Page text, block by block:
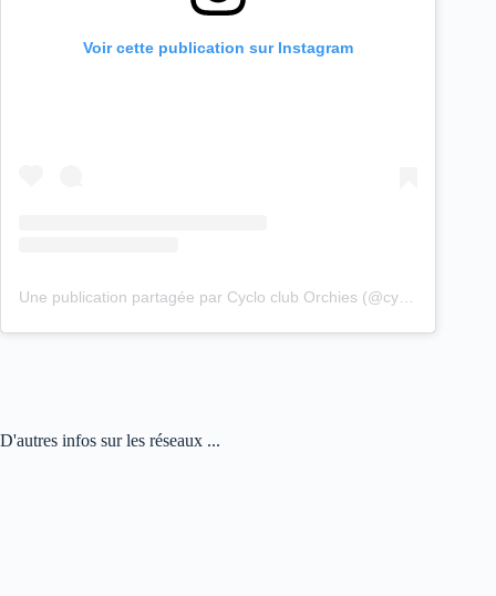
Voir cette publication sur Instagram
D'autres infos sur les réseaux ...